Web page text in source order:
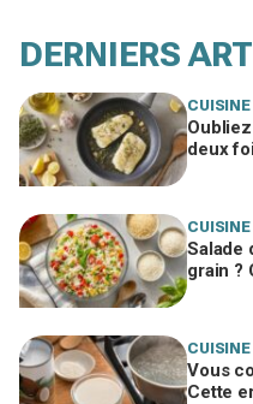
DERNIERS
CUISINE
deux
CUISINE
Salade
grain ?
CUISINE
Vous
Cette